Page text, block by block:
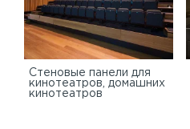
Стеновые панели для
кинотеатров, домашних
кинотеатров